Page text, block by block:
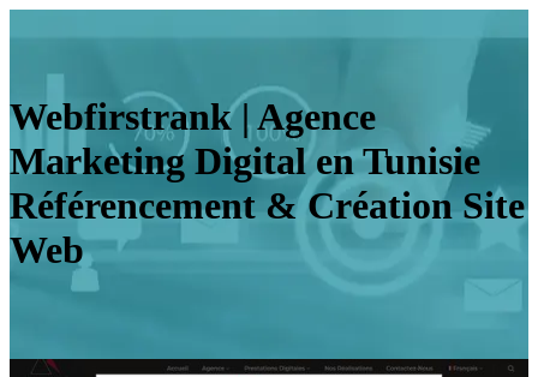
Webfirstrank | Agence
Marketing Digital en Tunisie
Référen­ce­ment & Création Site
Web